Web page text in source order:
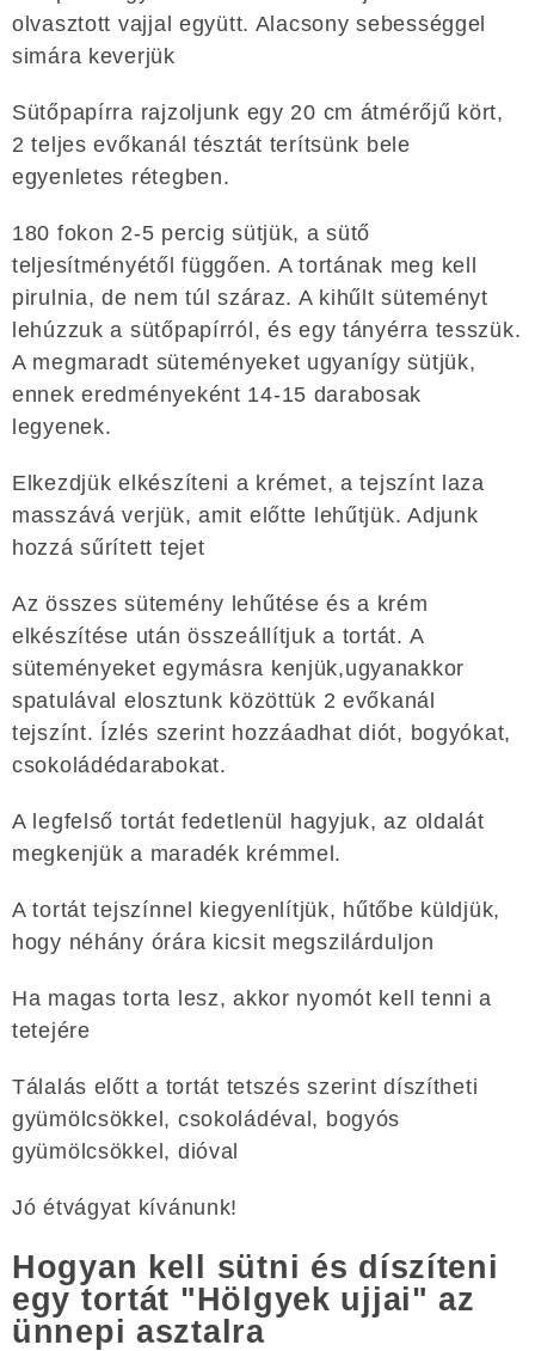
olvasztott vajjal együtt. Alacsony sebességgel
simára keverjük
Sütőpapírra rajzoljunk egy 20 cm átmérőjű kört,
2 teljes evőkanál tésztát terítsünk bele
egyenletes rétegben.
180 fokon 2-5 percig sütjük, a sütő
teljesítményétől függően. A tortának meg kell
pirulnia, de nem túl száraz. A kihűlt süteményt
lehúzzuk a sütőpapírról, és egy tányérra tesszük.
A megmaradt süteményeket ugyanígy sütjük,
ennek eredményeként 14-15 darabosak
legyenek.
Elkezdjük elkészíteni a krémet, a tejszínt laza
masszává verjük, amit előtte lehűtjük. Adjunk
hozzá sűrített tejet
Az összes sütemény lehűtése és a krém
elkészítése után összeállítjuk a tortát. A
süteményeket egymásra kenjük,ugyanakkor
spatulával elosztunk közöttük 2 evőkanál
tejszínt. Ízlés szerint hozzáadhat diót, bogyókat,
csokoládédarabokat.
A legfelső tortát fedetlenül hagyjuk, az oldalát
megkenjük a maradék krémmel.
A tortát tejszínnel kiegyenlítjük, hűtőbe küldjük,
hogy néhány órára kicsit megszilárduljon
Ha magas torta lesz, akkor nyomót kell tenni a
tetejére
Tálalás előtt a tortát tetszés szerint díszítheti
gyümölcsökkel, csokoládéval, bogyós
gyümölcsökkel, dióval
Jó étvágyat kívánunk!
Hogyan kell sütni és díszíteni
egy tortát "Hölgyek ujjai" az
ünnepi asztalra